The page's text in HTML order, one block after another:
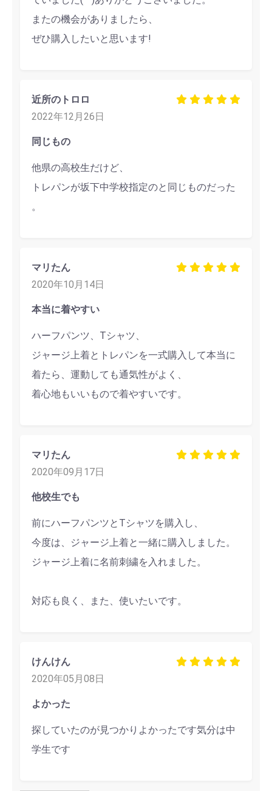
またの機会がありましたら、
ぜひ購入したいと思います!
近所のトロロ
2022年12月26日
同じもの
他県の高校生だけど、
トレパンが坂下中学校指定のと同じものだった
。
マリたん
2020年10月14日
本当に着やすい
ハーフパンツ、Tシャツ、
ジャージ上着とトレパンを一式購入して本当に
着たら、運動しても通気性がよく、
着心地もいいもので着やすいです。
マリたん
2020年09月17日
他校生でも
前にハーフパンツとTシャツを購入し、
今度は、ジャージ上着と一緒に購入しました。
ジャージ上着に名前刺繍を入れました。
対応も良く、また、使いたいです。
けんけん
2020年05月08日
よかった
探していたのが見つかりよかったです気分は中
学生です